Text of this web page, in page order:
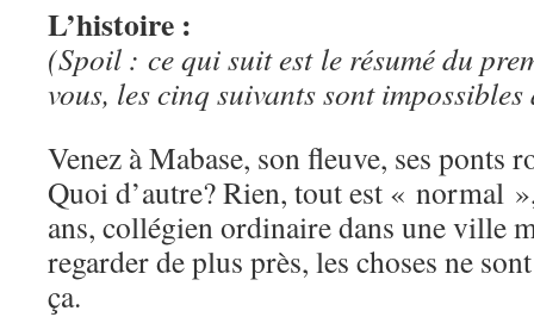
L’histoire :
(Spoil : ce qui suit est le résumé du
vous, les cinq suivants sont impossibles
Venez à Mabase, son fleuve, ses ponts
Quoi d’autre? Rien, tout est « normal
ans, collégien ordinaire dans une ville
regarder de plus près, les choses ne
ça.